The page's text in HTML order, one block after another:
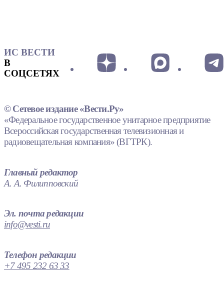
ИС ВЕСТИ
В
СОЦСЕТЯХ
© Сетевое издание «Вести.Ру»
«Федеральное государственное унитарное предприятие
Всероссийская государственная телевизионная и
радиовещательная компания» (ВГТРК).
Главный редактор
А. А. Филипповский
Эл. почта редакции
info@vesti.ru
Телефон редакции
+7 495 232 63 33